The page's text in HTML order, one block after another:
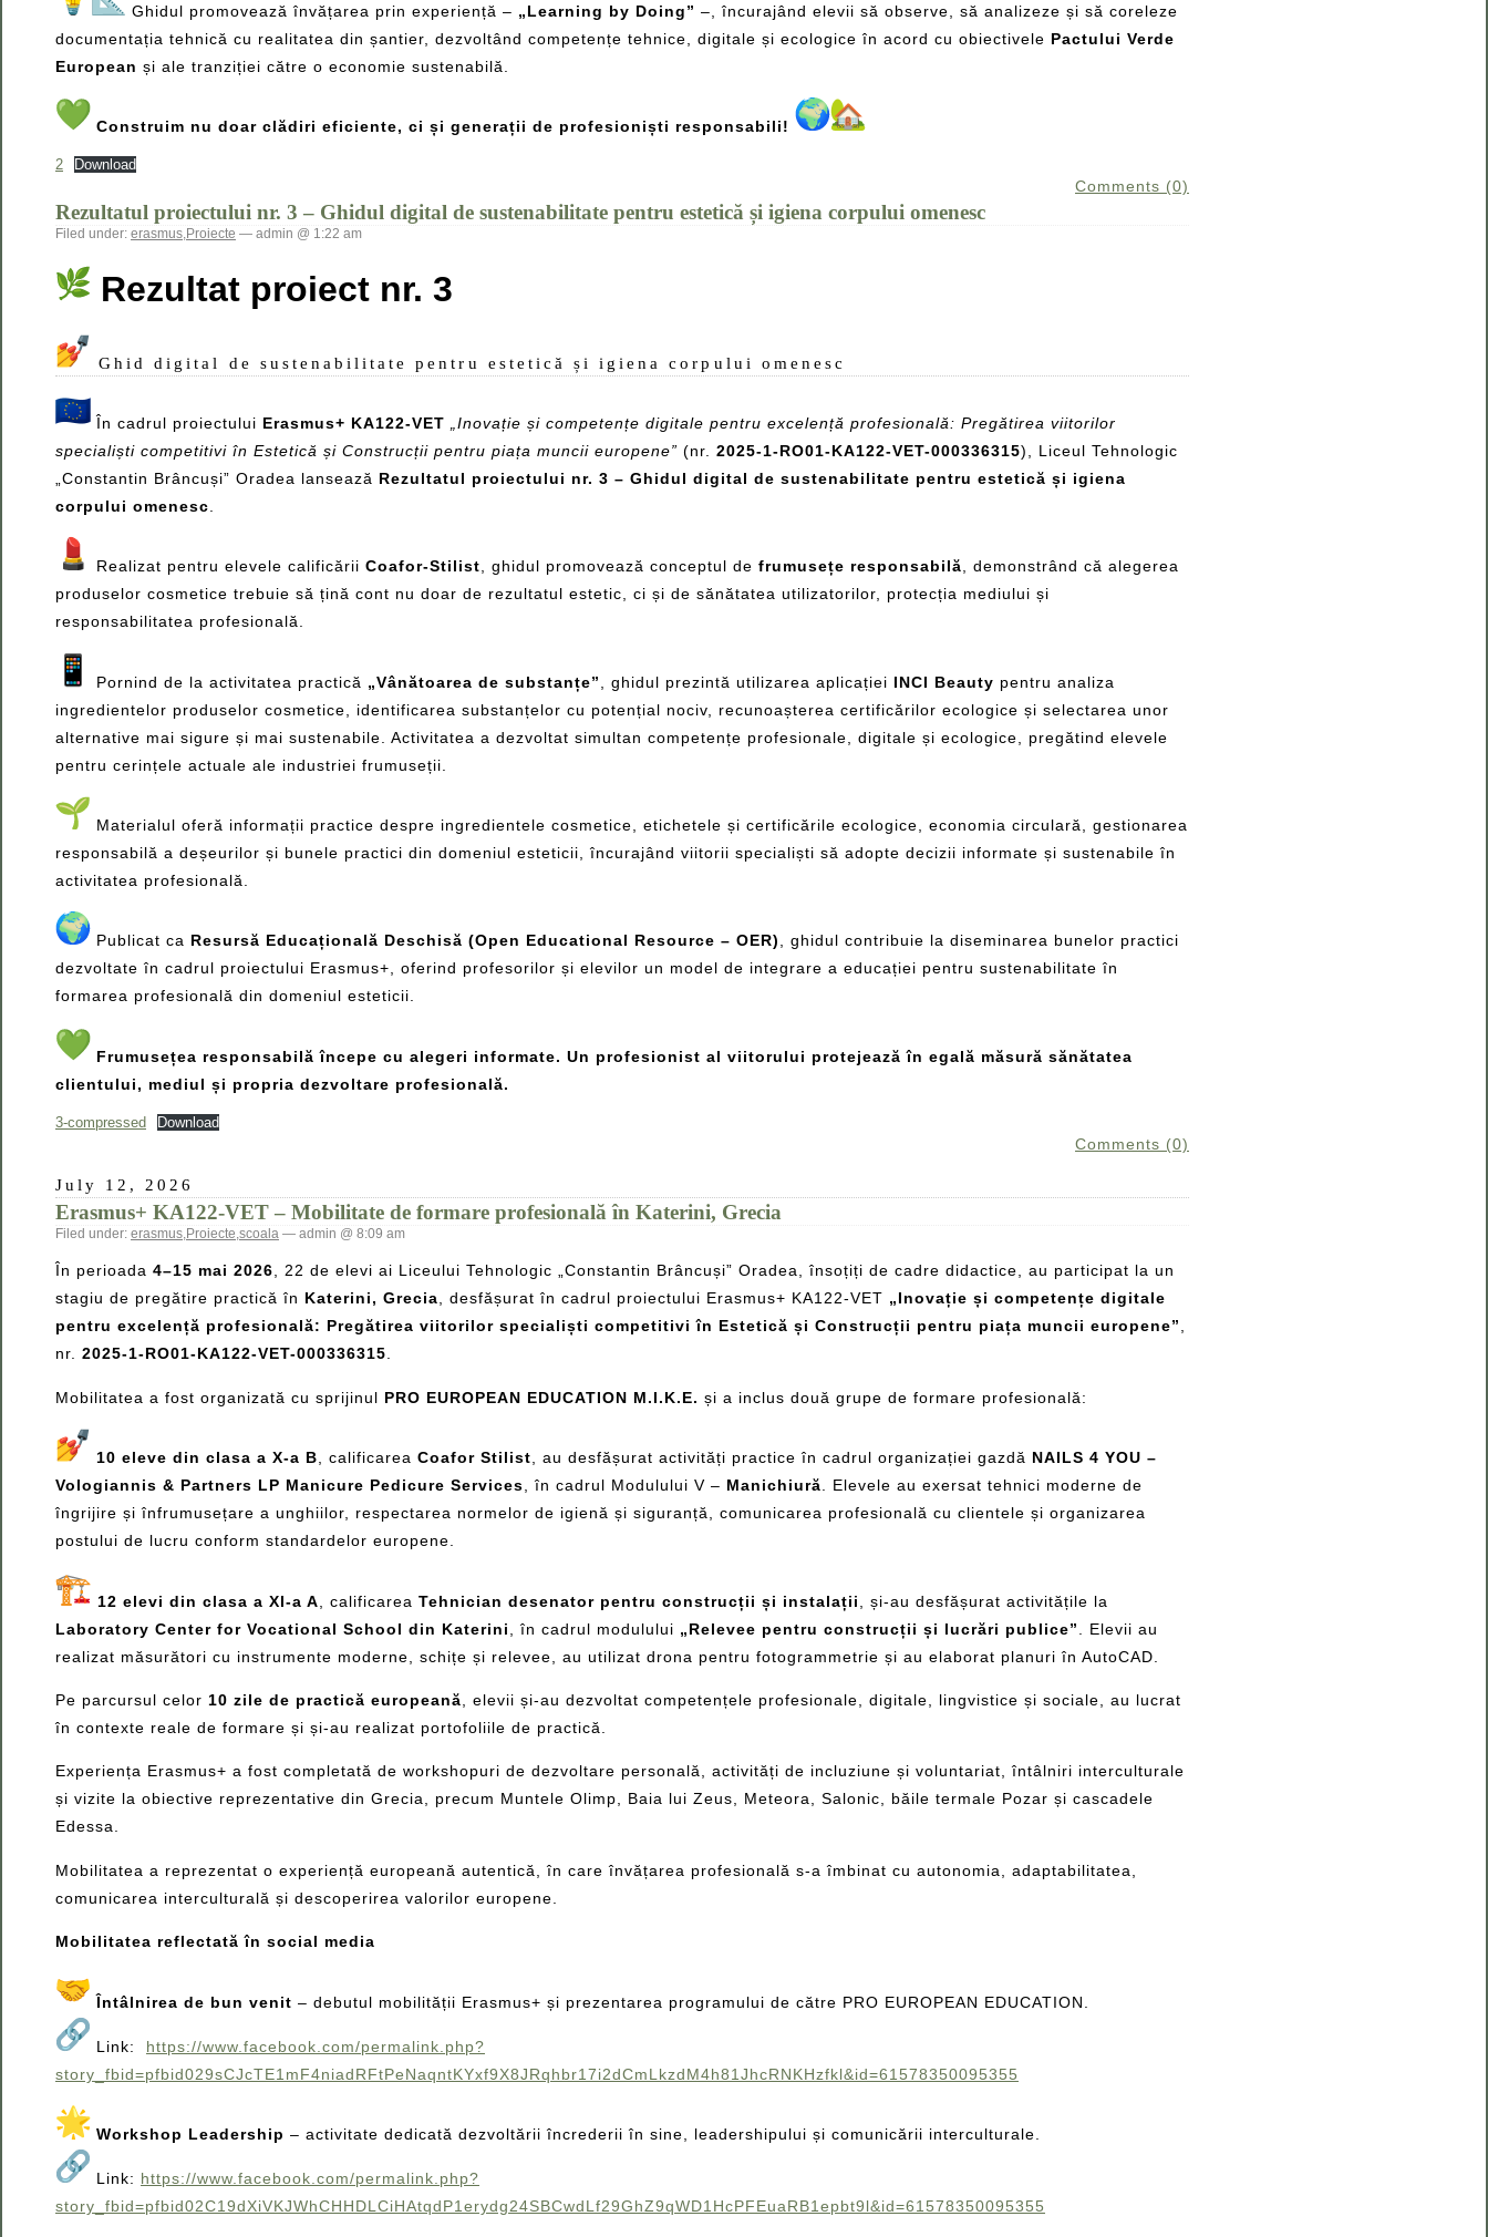
Ghidul promovează învățarea prin experiență – „Learning by Doing” –, încurajând elevii să observe, să analizeze și să coreleze
documentația tehnică cu realitatea din șantier, dezvoltând competențe tehnice, digitale și ecologice în acord cu obiectivele Pactului Verde
European și ale tranziției către o economie sustenabilă.
Construim nu doar clădiri eficiente, ci și generații de profesioniști responsabili!
2 Download
Comments (0)
Rezultatul proiectului nr. 3 – Ghidul digital de sustenabilitate pentru estetică și igiena corpului omenesc
Filed under: erasmus,Proiecte — admin @ 1:22 am
Rezultat proiect nr. 3
Ghid digital de sustenabilitate pentru estetică și igiena corpului omenesc
În cadrul proiectului Erasmus+ KA122-VET
„Inovație și competențe digitale pentru excelență profesională: Pregătirea viitorilor
specialiști competitivi în Estetică și Construcții pentru piața muncii europene” (nr. 2025-1-RO01-KA122-VET-000336315), Liceul Tehnologic
„Constantin Brâncuși” Oradea lansează Rezultatul proiectului nr. 3 – Ghidul digital de sustenabilitate pentru estetică și igiena
corpului omenesc
Realizat pentru elevele calificării Coafor-Stilist , ghidul promovează conceptul de frumusețe responsabilă , demonstrând că alegerea
produselor cosmetice trebuie să țină cont nu doar de rezultatul estetic, ci și de sănătatea utilizatorilor, protecția mediului și
responsabilitatea profesională.
Pornind de la activitatea practică „Vânătoarea de substanțe” , ghidul prezintă utilizarea aplicației INCI Beauty pentru analiza
ingredientelor produselor cosmetice, identificarea substanțelor cu potențial nociv, recunoașterea certificărilor ecologice și selectarea unor
alternative mai sigure și mai sustenabile. Activitatea a dezvoltat simultan competențe profesionale, digitale și ecologice, pregătind elevele
pentru cerințele actuale ale industriei frumuseții.
Materialul oferă informații practice despre ingredientele cosmetice, etichetele și certificările ecologice, economia circulară, gestionarea
responsabilă a deșeurilor și bunele practici din domeniul esteticii, încurajând viitorii specialiști să adopte decizii informate și sustenabile în
activitatea profesională.
Publicat ca Resursă Educațională Deschisă (Open Educational Resource – OER), ghidul contribuie la diseminarea bunelor practici
dezvoltate în cadrul proiectului Erasmus+, oferind profesorilor și elevilor un model de integrare a educației pentru sustenabilitate în
formarea profesională din domeniul esteticii.
Frumusețea responsabilă începe cu alegeri informate. Un profesionist al viitorului protejează în egală măsură sănătatea
clientului, mediul și propria dezvoltare profesională.
3-compressed Download
Comments (0)
July 12, 2026
Erasmus+ KA122-VET – Mobilitate de formare profesională în Katerini, Grecia
Filed under: erasmus,Proiecte,scoala — admin @ 8:09 am
În perioada 4–15 mai 2026, 22 de elevi ai Liceului Tehnologic „Constantin Brâncuși” Oradea, însoțiți de cadre didactice, au participat la un
stagiu de pregătire practică în Katerini, Grecia, desfășurat în cadrul proiectului Erasmus+ KA122-VET „Inovație și competențe digitale
pentru excelență profesională: Pregătirea viitorilor specialiști competitivi în Estetică și Construcții pentru piața muncii europene”,
nr. 2025-1-RO01-KA122-VET-000336315.
Mobilitatea a fost organizată cu sprijinul PRO EUROPEAN EDUCATION M.I.K.E. și a inclus două grupe de formare profesională:
10 eleve din clasa a X-a B, calificarea Coafor Stilist, au desfășurat activități practice în cadrul organizației gazdă NAILS 4 YOU –
Vologiannis & Partners LP Manicure Pedicure Services, în cadrul Modulului V – Manichiură. Elevele au exersat tehnici moderne de
îngrijire și înfrumusețare a unghiilor, respectarea normelor de igienă și siguranță, comunicarea profesională cu clientele și organizarea
postului de lucru conform standardelor europene.
12 elevi din clasa a XI-a A , calificarea Tehnician desenator pentru construcții și instalații
, și-au desfășurat activitățile la
Laboratory Center for Vocational School din Katerini
, în cadrul modulului „Relevee pentru construcții și lucrări publice”
. Elevii au
realizat măsurători cu instrumente moderne, schițe și relevee, au utilizat drona pentru fotogrammetrie și au elaborat planuri în AutoCAD.
Pe parcursul celor 10 zile de practică europeană , elevii și-au dezvoltat competențele profesionale, digitale, lingvistice și sociale, au lucrat
în contexte reale de formare și și-au realizat portofoliile de practică.
Experiența Erasmus+ a fost completată de workshopuri de dezvoltare personală, activități de incluziune și voluntariat, întâlniri interculturale
și vizite la obiective reprezentative din Grecia, precum Muntele Olimp, Baia lui Zeus, Meteora, Salonic, băile termale Pozar și cascadele
Edessa.
Mobilitatea a reprezentat o experiență europeană autentică, în care învățarea profesională s-a îmbinat cu autonomia, adaptabilitatea,
comunicarea interculturală și descoperirea valorilor europene.
Mobilitatea reflectată în social media
Întâlnirea de bun venit – debutul mobilității Erasmus+ și prezentarea programului de către PRO EUROPEAN EDUCATION.
Link: https://www.facebook.com/permalink.php?
story_fbid=pfbid029sCJcTE1mF4niadRFtPeNaqntKYxf9X8JRqhbr17i2dCmLkzdM4h81JhcRNKHzfkl&id=61578350095355
Workshop Leadership – activitate dedicată dezvoltării încrederii în sine, leadershipului și comunicării interculturale.
Link: https://www.facebook.com/permalink.php?
story_fbid=pfbid02C19dXiVKJWhCHHDLCiHAtqdP1erydg24SBCwdLf29GhZ9qWD1HcPFEuaRB1epbt9l&id=61578350095355